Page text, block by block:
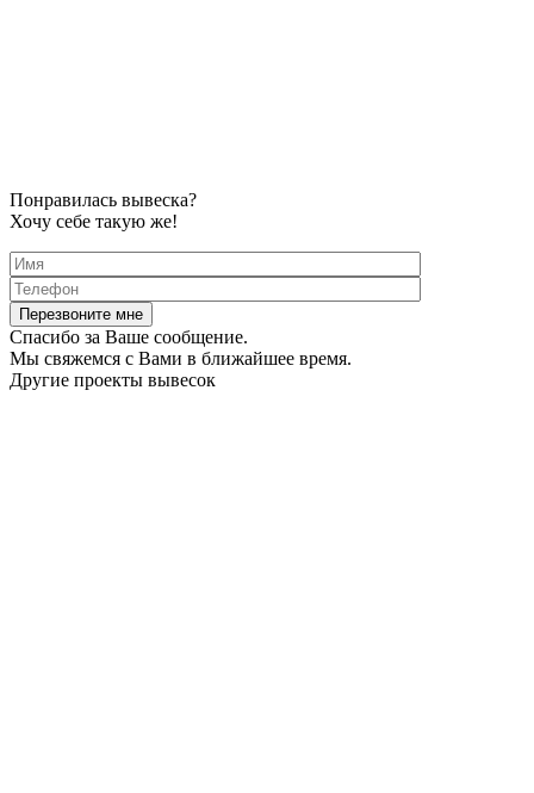
Понравилась вывеска?
Хочу себе такую же!
Спасибо за Ваше сообщение.
Мы свяжемся с Вами в ближайшее время.
Другие проекты вывесок